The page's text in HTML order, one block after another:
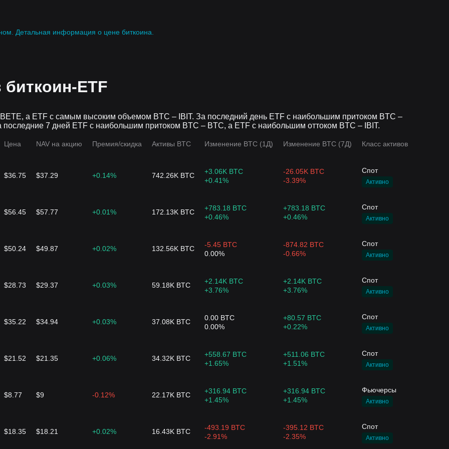
$1.14M 13.39%
39 BETE
$1.25K
17 DEFI
0.01% 140K DEFI $10.3M $5M
196 ARKC
60K ARKC $2.03M $1.2M
$147.75K 0.02% 14.92M BITW $623.53M
Детальная информация о цене биткоина.
биткоин-ETF
а ETF с самым высоким объемом BTC – IBIT. За последний день ETF с наибольшим притоком BTC –
последние 7 дней ETF с наибольшим притоком BTC – BTC, а ETF с наибольшим оттоком BTC – IBIT.
Цена NAV на акцию Премия/скидка Активы BTC Изменение BTC (1Д) Изменение BTC (7Д) Класс активов
$36.75 $37.29 +0.14% 742.26K BTC
+3.06K BTC
+0.41%
-26.05K BTC
-3.39%
Спот
Активно
$56.45 $57.77 +0.01% 172.13K BTC
+783.18 BTC
+0.46%
+783.18 BTC
+0.46%
Спот
Активно
$50.24 $49.87 +0.02% 132.56K BTC
-5.45 BTC
0.00%
-874.82 BTC
-0.66%
Спот
Активно
$28.73 $29.37 +0.03% 59.18K BTC
+2.14K BTC
+3.76%
+2.14K BTC
+3.76%
Спот
Активно
$35.22 $34.94 +0.03% 37.08K BTC
0.00 BTC
0.00%
+80.57 BTC
+0.22%
Спот
Активно
$21.52 $21.35 +0.06% 34.32K BTC
+558.67 BTC
+1.65%
+511.06 BTC
+1.51%
Спот
Активно
$8.77 $9 -0.12% 22.17K BTC
+316.94 BTC
+1.45%
+316.94 BTC
+1.45%
Фьючерсы
Активно
$18.35 $18.21 +0.02% 16.43K BTC
-493.19 BTC
-2.91%
-395.12 BTC
-2.35%
Спот
Активно